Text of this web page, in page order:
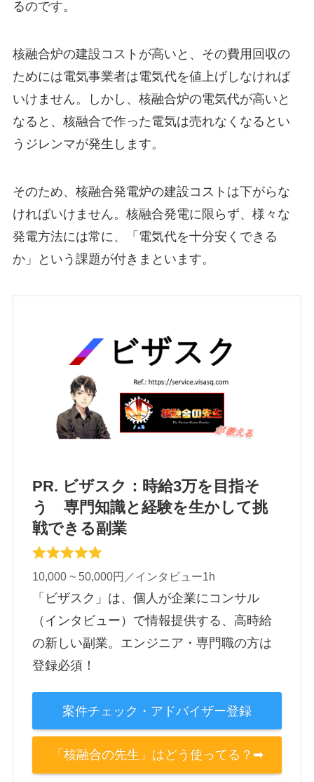
るのです。
核融合炉の建設コストが高いと、その費用回収の
ためには電気事業者は電気代を値上げしなければ
いけません。しかし、核融合炉の電気代が高いと
なると、核融合で作った電気は売れなくなるとい
うジレンマが発生します。
そのため、核融合発電炉の建設コストは下がらな
ければいけません。核融合発電に限らず、様々な
発電方法には常に、「電気代を十分安くできる
か」という課題が付きまといます。
PR. ビザスク：時給3万を目指そ
う 専門知識と経験を生かして挑
戦できる副業
10,000 ~ 50,000円／インタビュー1h
「ビザスク」は、個人が企業にコンサル
（インタビュー）で情報提供する、高時給
の新しい副業。エンジニア・専門職の方は
登録必須！
案件チェック・アドバイザー登録
「核融合の先生」はどう使ってる？➡